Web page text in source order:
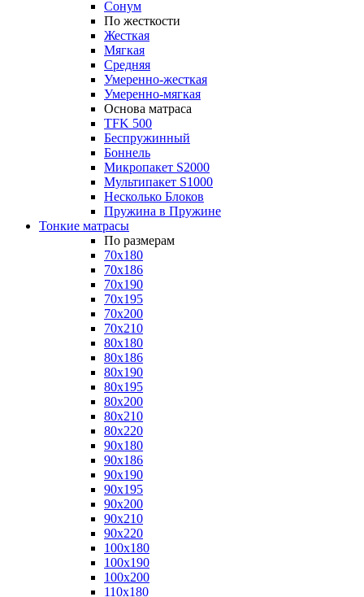
Сонум
По жесткости
Жесткая
Мягкая
Средняя
Умеренно-жесткая
Умеренно-мягкая
Основа матраса
TFK 500
Беспружинный
Боннель
Микропакет S2000
Мультипакет S1000
Несколько Блоков
Пружина в Пружине
Тонкие матрасы
По размерам
70x180
70x186
70x190
70x195
70x200
70x210
80x180
80x186
80x190
80x195
80x200
80x210
80x220
90x180
90x186
90x190
90x195
90x200
90x210
90x220
100x180
100x190
100x200
110x180